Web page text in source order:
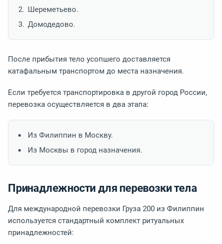
Шереметьево.
Домодедово.
После прибытия тело усопшего доставляется
катафальным транспортом до места назначения.
Если требуется транспортировка в другой город России,
перевозка осуществляется в два этапа:
Из Филиппин в Москву.
Из Москвы в город назначения.
Принадлежности для перевозки тела
Для международной перевозки Груза 200 из Филиппин
используется стандартный комплект ритуальных
принадлежностей: